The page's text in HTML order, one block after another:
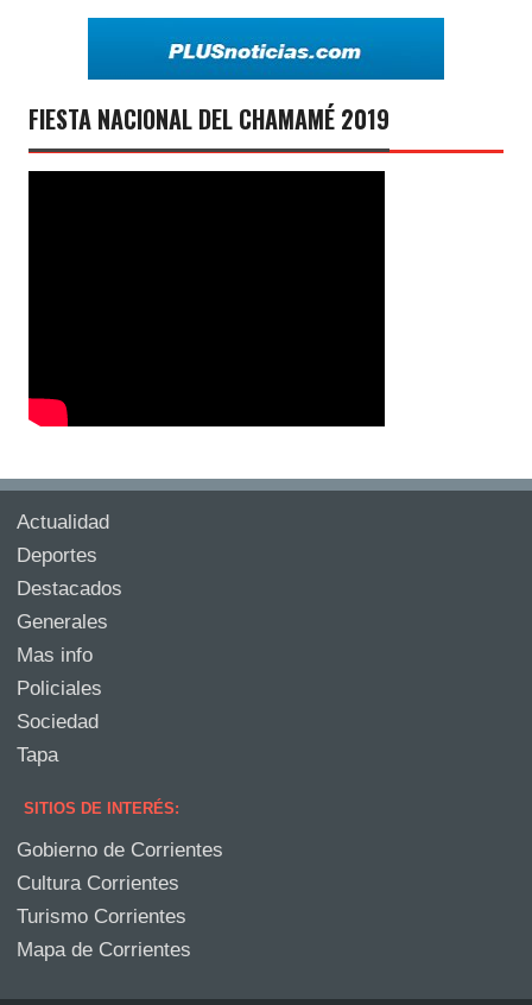
FIESTA NACIONAL DEL CHAMAMÉ 2019
Actualidad
Deportes
Destacados
Generales
Mas info
Policiales
Sociedad
Tapa
SITIOS DE INTERÉS:
Gobierno de Corrientes
Cultura Corrientes
Turismo Corrientes
Mapa de Corrientes